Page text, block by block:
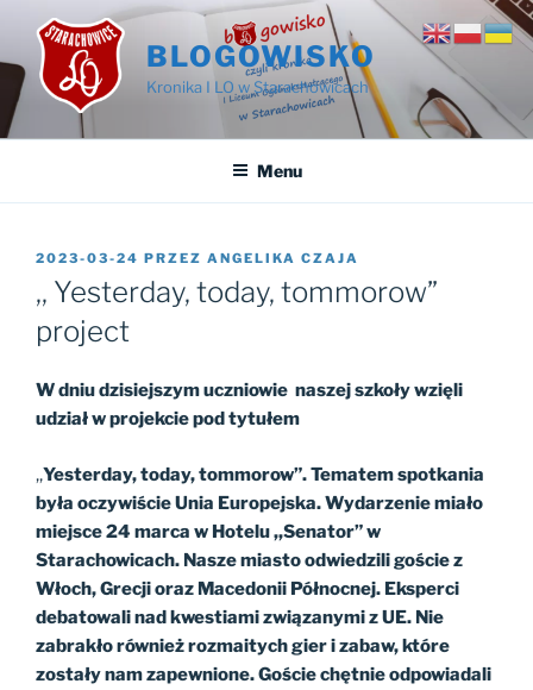
Przejdź
treści
BLOGOWISKO
Kronika I LO w Starachowicach
Menu
OPUBLIKOWANE
2023-03-24 PRZEZ ANGELIKA CZAJA
,, Yesterday, today, tommorow”
project
W dniu dzisiejszym uczniowie naszej szkoły wzięli
udział w projekcie pod tytułem
,,Yesterday, today, tommorow”. Tematem spotkania
była oczywiście Unia Europejska. Wydarzenie miało
miejsce 24 marca w Hotelu ,,Senator” w
Starachowicach. Nasze miasto odwiedzili goście z
Włoch, Grecji oraz Macedonii Północnej. Eksperci
debatowali nad kwestiami związanymi z UE. Nie
zabrakło również rozmaitych gier i zabaw, które
zostały nam zapewnione. Goście chętnie odpowiadali